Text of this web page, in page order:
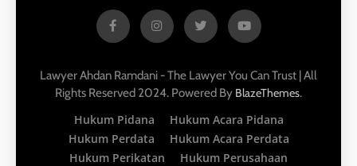
Lawyer Ahdan Ramdani - The Lawyer You Can Trust | All
Rights Reserved 2024. Powered By BlazeThemes.
Hukum Pidana
Hukum Acara Pidana
Hukum Perdata
Hukum Acara Perdata
Hukum Perikatan
Hukum Perusahaan